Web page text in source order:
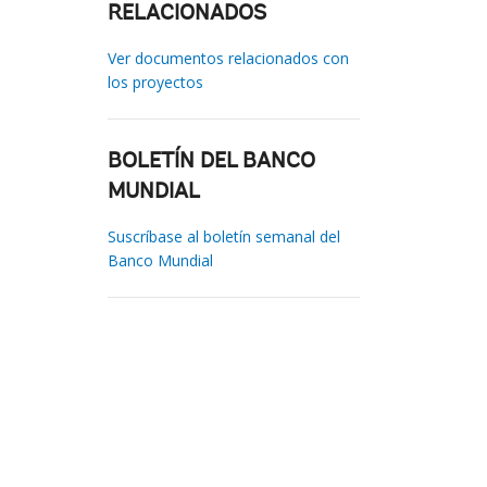
RELACIONADOS
Ver documentos relacionados con
los proyectos
BOLETÍN DEL BANCO
MUNDIAL
Suscríbase al boletín semanal del
Banco Mundial